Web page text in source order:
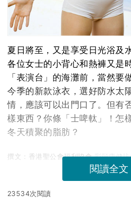
夏日將至，又是享受日光浴及
各位女士的小背心和熱褲又是
「表演台」的海灘前，當然要
今季的新款泳衣，選好防水太
情，應該可以出門口了。但有
樣東西？你條「士啤軚」！怎
冬天積聚的脂肪？
撰文：香港聖公會福利協會彩頤康健坊
閱讀全文
23534次閱讀